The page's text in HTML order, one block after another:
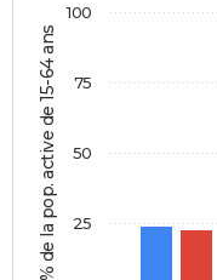
% de la pop. active de 15-64 ans 25
50
75
100